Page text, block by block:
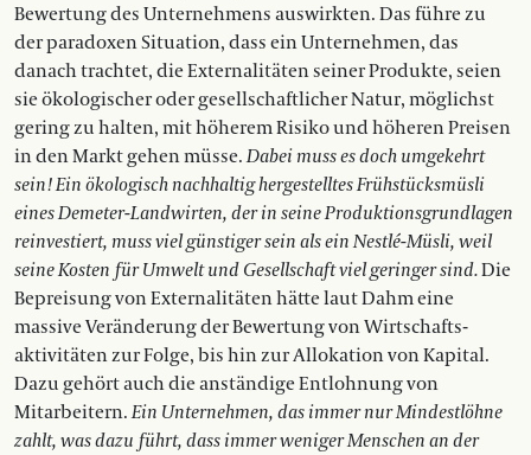
Bewertung des Unternehmens auswirkten. Das führe zu
der paradoxen Situation, dass ein Unternehmen, das
danach trachtet, die Externalitäten seiner Produkte, seien
sie ökologischer oder gesellschaftlicher Natur, möglichst
gering zu halten, mit höherem Risiko und höheren Preisen
in den Markt gehen müsse.Dabei muss es doch umgekehrt
sein! Ein ökologisch nachhaltig hergestelltes Frühstücksmüsli
eines Demeter-Landwirten, der in seine Produktionsgrundlagen
reinvestiert, muss viel günstiger sein als ein Nestlé-Müsli, weil
seine Kosten für Umwelt und Gesellschaft viel geringer sind.Die
Bepreisung von Externalitäten hätte laut Dahm eine
massive Verän­derung der Bewertung von Wirtschafts­­
aktivitäten zur Folge, bis hin zur Allokation von Kapital.
Dazu gehört auch die anständige Entlohnung von
Mitarbeitern.Ein Unternehmen, das immer nur Mindestlöhne
zahlt, was dazu führt, dass immer weniger Menschen an der